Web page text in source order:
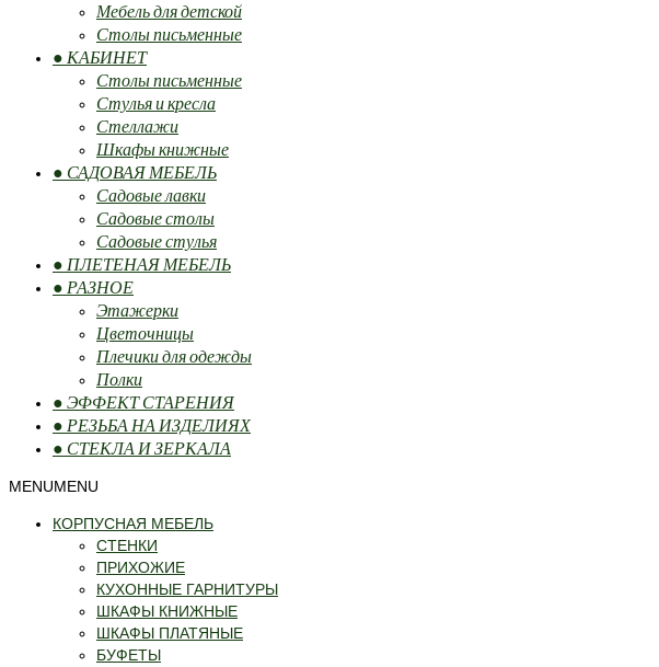
Мебель для детской
Столы письменные
● КАБИНЕТ
Столы письменные
Стулья и кресла
Стеллажи
Шкафы книжные
● САДОВАЯ МЕБЕЛЬ
Садовые лавки
Садовые столы
Садовые стулья
● ПЛЕТЕНАЯ МЕБЕЛЬ
● РАЗНОЕ
Этажерки
Цветочницы
Плечики для одежды
Полки
● ЭФФЕКТ СТАРЕНИЯ
● РЕЗЬБА НА ИЗДЕЛИЯХ
● СТЕКЛА И ЗЕРКАЛА
MENUMENU
КОРПУСНАЯ МЕБЕЛЬ
СТЕНКИ
ПРИХОЖИЕ
КУХОННЫЕ ГАРНИТУРЫ
ШКАФЫ КНИЖНЫЕ
ШКАФЫ ПЛАТЯНЫЕ
БУФЕТЫ